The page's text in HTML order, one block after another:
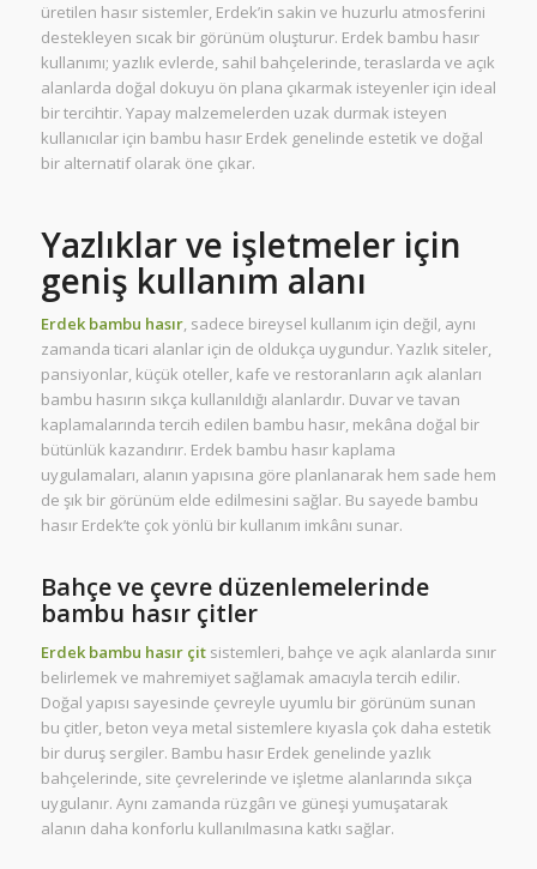
üretilen hasır sistemler, Erdek’in sakin ve huzurlu atmosferini
destekleyen sıcak bir görünüm oluşturur. Erdek bambu hasır
kullanımı; yazlık evlerde, sahil bahçelerinde, teraslarda ve açık
alanlarda doğal dokuyu ön plana çıkarmak isteyenler için ideal
bir tercihtir. Yapay malzemelerden uzak durmak isteyen
kullanıcılar için bambu hasır Erdek genelinde estetik ve doğal
bir alternatif olarak öne çıkar.
Yazlıklar ve işletmeler için
geniş kullanım alanı
Erdek bambu hasır, sadece bireysel kullanım için değil, aynı
zamanda ticari alanlar için de oldukça uygundur. Yazlık siteler,
pansiyonlar, küçük oteller, kafe ve restoranların açık alanları
bambu hasırın sıkça kullanıldığı alanlardır. Duvar ve tavan
kaplamalarında tercih edilen bambu hasır, mekâna doğal bir
bütünlük kazandırır. Erdek bambu hasır kaplama
uygulamaları, alanın yapısına göre planlanarak hem sade hem
de şık bir görünüm elde edilmesini sağlar. Bu sayede bambu
hasır Erdek’te çok yönlü bir kullanım imkânı sunar.
Bahçe ve çevre düzenlemelerinde
bambu hasır çitler
Erdek bambu hasır çitsistemleri, bahçe ve açık alanlarda sınır
belirlemek ve mahremiyet sağlamak amacıyla tercih edilir.
Doğal yapısı sayesinde çevreyle uyumlu bir görünüm sunan
bu çitler, beton veya metal sistemlere kıyasla çok daha estetik
bir duruş sergiler. Bambu hasır Erdek genelinde yazlık
bahçelerinde, site çevrelerinde ve işletme alanlarında sıkça
uygulanır. Aynı zamanda rüzgârı ve güneşi yumuşatarak
alanın daha konforlu kullanılmasına katkı sağlar.